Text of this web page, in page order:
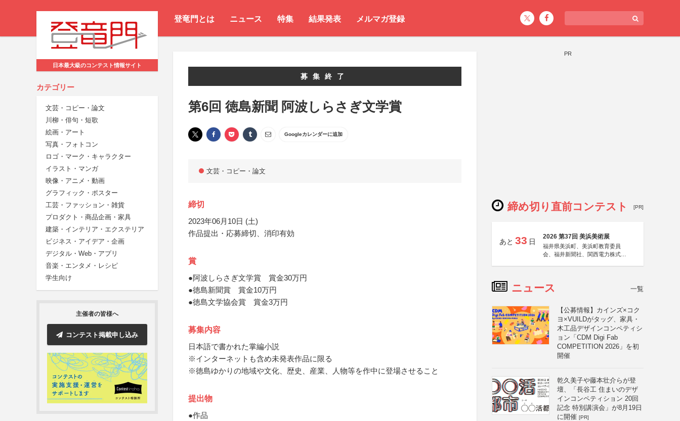
登竜門とは ニュース 特集 結果発表 メルマガ登録
日本最大級のコンテスト情報サイト
カテゴリー
文芸・コピー・論文
川柳・俳句・短歌
絵画・アート
写真・フォトコン
ロゴ・マーク・キャラクター
イラスト・マンガ
映像・アニメ・動画
グラフィック・ポスター
工芸・ファッション・雑貨
プロダクト・商品企画・家具
建築・インテリア・エクステリア
ビジネス・アイデア・企画
デジタル・Web・アプリ
音楽・エンタメ・レシピ
学生向け
主催者の皆様へ
コンテスト掲載申し込み
募集終了
第6回 徳島新聞 阿波しらさぎ文学賞
Googleカレンダーに追加
文芸・コピー・論文
締切
2023年06月10日 (土)
作品提出・応募締切、消印有効
賞
●阿波しらさぎ文学賞 賞金30万円
●徳島新聞賞 賞金10万円
●徳島文学協会賞 賞金3万円
募集内容
日本語で書かれた掌編小説
※インターネットも含め未発表作品に限る
※徳島ゆかりの地域や文化、歴史、産業、人物等を作中に登場させること
提出物
●作品
PR
締め切り直前コンテスト [PR]
あと 33 日
2026 第37回 美浜美術展
福井県美浜町、美浜町教育委員
会、福井新聞社、関西電力株式会
ニュース 一覧
【公募情報】カインズ×コク
ヨ×VUILDがタッグ、家具・
木工品デザインコンペティシ
ョン「CDM Digi Fab
COMPETITION 2026」を初
開催
乾久美子や藤本壮介らが登
壇、「長谷工 住まいのデザ
インコンペティション 20回
記念 特別講演会」が8月19日
に開催 [PR]